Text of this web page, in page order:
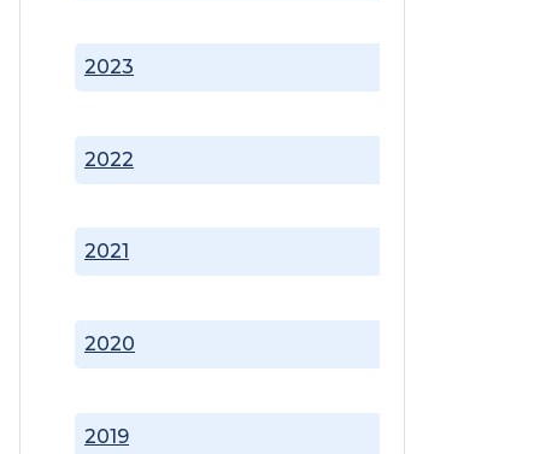
2019
2020
2021
2022
2023